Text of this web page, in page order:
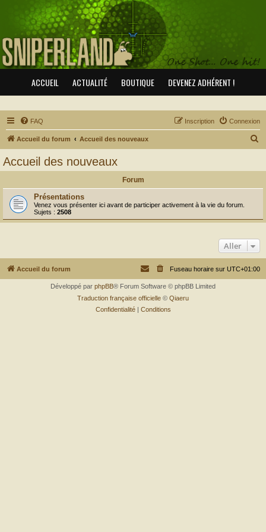
ACCUEIL ACTUALITÉ BOUTIQUE DEVENEZ ADHÉRENT !
FAQ Connexion
Inscription
Accueil du forum Accueil des nouveaux
c
e
r
Accueil des nouveaux
Forum
Présentations
Venez vous présenter ici avant de participer activement à la vie du forum.
Sujets : 2508
Aller
Accueil du forum Fuseau horaire sur UTC+01:00
Développé par phpBB® Forum Software © phpBB Limited
Traduction française officielle © Qiaeru
Confidentialité| Conditions